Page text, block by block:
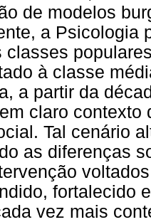
de modelos
a Psicologia
classes
à classe
a partir da
claro contexto
Tal cenário
as diferenças
fortalecido
vez mais